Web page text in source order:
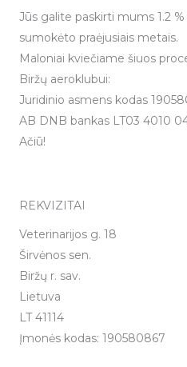
Jūs galite paskirti mums 1.2
sumokėto praėjusiais metais.
Maloniai kviečiame šiuos
Biržų aeroklubui:
Juridinio asmens kodas
AB DNB bankas LT03 4010
Ačiū!
REKVIZITAI
Veterinarijos g. 18
Širvėnos sen.
Biržų r. sav.
Lietuva
LT 41114
Įmonės kodas: 190580867